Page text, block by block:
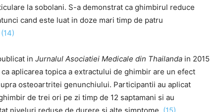
la sobolani. S-a demonstrat ca ghimbirul reduce
cand este luat in doze mari timp de patru
(14)
in Jurnalul Asociatiei Medicale din Thailanda in 2015
aplicarea topica a extractului de ghimbir are un efect
osteoartritei genunchiului. Participantii au aplicat
de trei ori pe zi timp de 12 saptamani si au